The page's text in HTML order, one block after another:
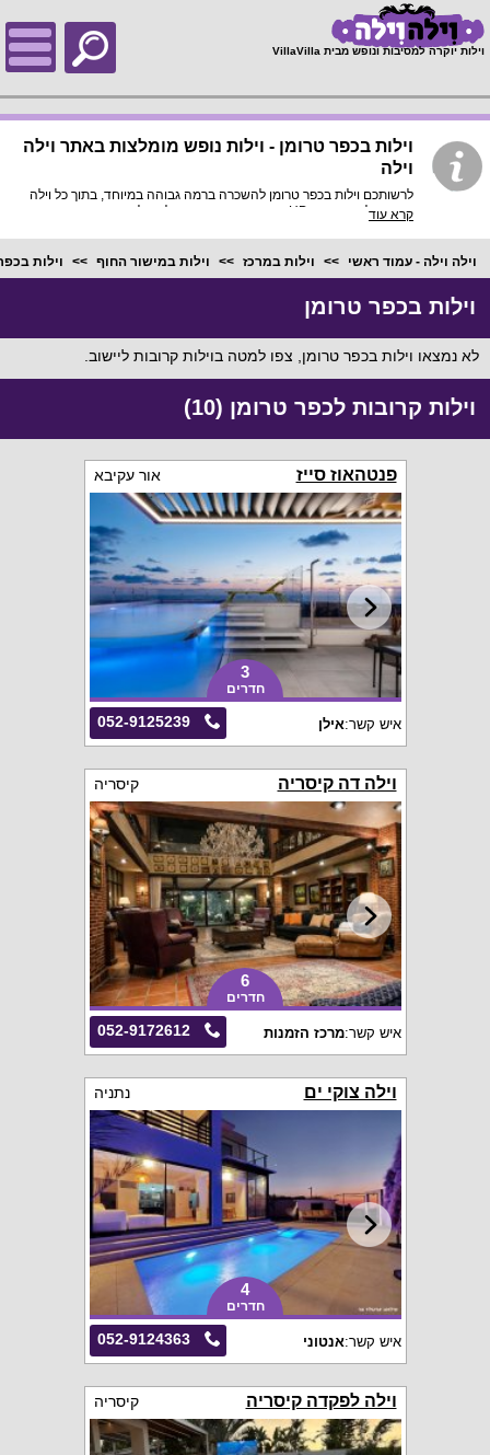
וילות יוקרה למסיבות ונופש מבית VillaVilla
וילות בכפר טרומן - וילות נופש מומלצות באתר וילה
וילה
לרשותכם וילות בכפר טרומן להשכרה ברמה גבוהה במיוחד, בתוך כל וילה
פירוט מלא, תמונות HD והכי חשוב התאמה מלאה לסמארטפונים
קרא עוד
וילה וילה - עמוד ראשי וילות במרכז וילות במישור החוף וילות
וילות בכפר טרומן
לא נמצאו וילות בכפר טרומן, צפו למטה בוילות קרובות ליישוב.
וילות קרובות לכפר טרומן (10)
פנטהאוז סייז אור עקיבא
3
חדרים
052-9125239 איש קשר:אילן
וילה דה קיסריה קיסריה
6
חדרים
052-9172612 איש קשר:מרכז הזמנות
וילה צוקי ים נתניה
4
חדרים
052-9124363 איש קשר:אנטוני
וילה לפקדה קיסריה קיסריה